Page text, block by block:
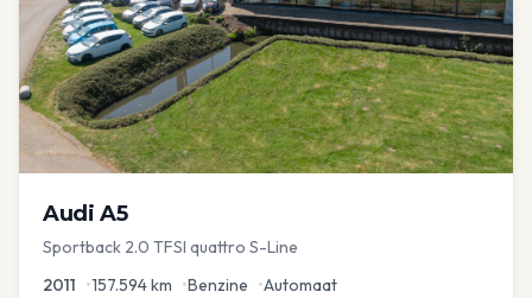
Audi A5
Sportback 2.0 TFSI quattro S-Line
2011 •157.594km •Benzine •Automaat